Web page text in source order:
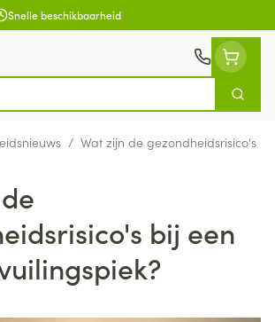
Snelle beschikbaarheid
Zoek
/ Wat zijn de gezondheidsrisico's
bij een